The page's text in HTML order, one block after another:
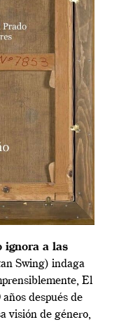
ignora a las
Swing) indaga
El
después de
visión de género,